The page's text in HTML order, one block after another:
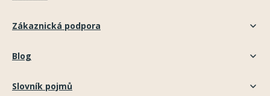
Zákaznická podpora
Blog
Slovník pojmů